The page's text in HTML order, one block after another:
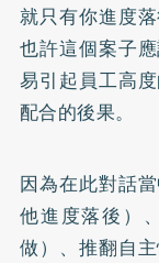
就只有你進度
也許這個案子
易引起員工高
配合的後果。
因為在此對話
他進度落後）
做）、推翻自